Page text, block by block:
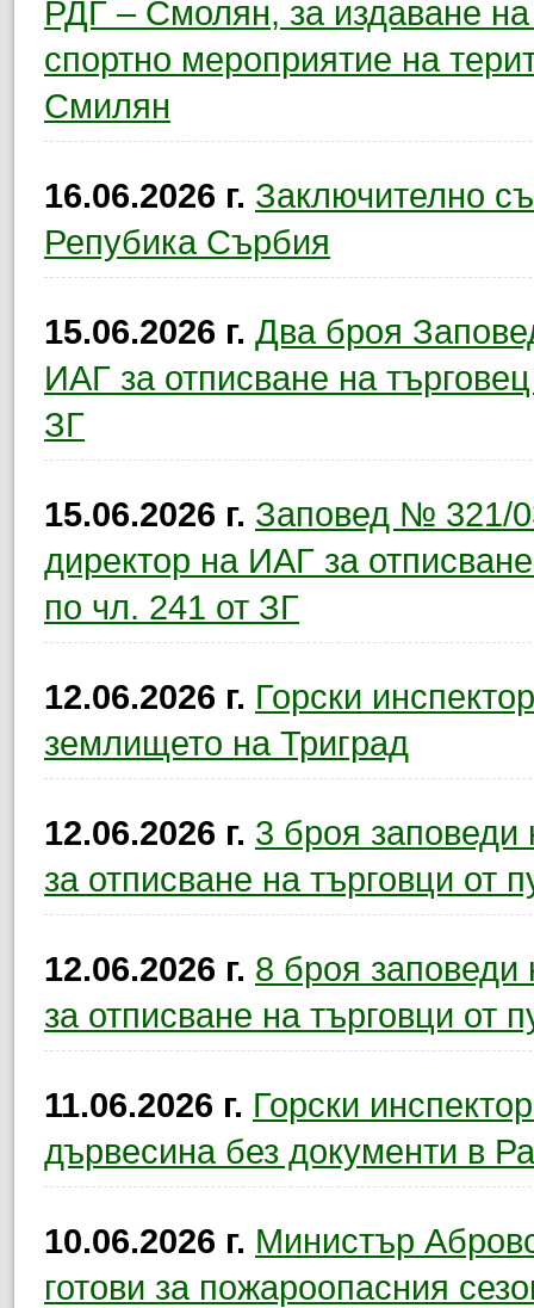
РДГ – Смолян, за издаване
спортно мероприятие на
Смилян
16.06.2026 г. Заключително
Репубика Сърбия
15.06.2026 г. Два броя
ИАГ за отписване на
ЗГ
15.06.2026 г. Заповед № 321/
директор на ИАГ за
по чл. 241 от ЗГ
12.06.2026 г. Горски
землището на Триград
12.06.2026 г. 3 броя
за отписване на търговци от
12.06.2026 г. 8 броя
за отписване на търговци от
11.06.2026 г. Горски
дървесина без документи в
10.06.2026 г. Министър
готови за пожароопасния